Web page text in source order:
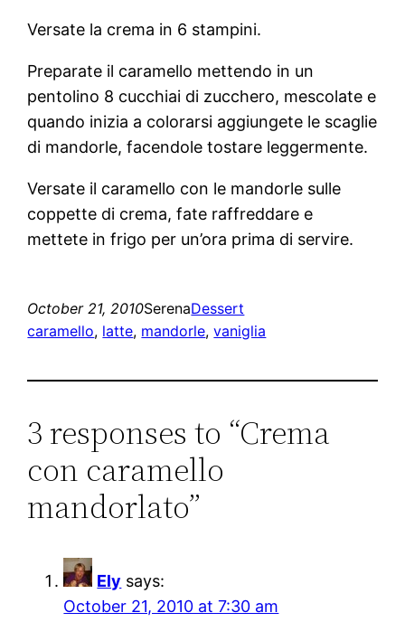
Versate la crema in 6 stampini.
Preparate il caramello mettendo in un
pentolino 8 cucchiai di zucchero, mescolate e
quando inizia a colorarsi aggiungete le scaglie
di mandorle, facendole tostare leggermente.
Versate il caramello con le mandorle sulle
coppette di crema, fate raffreddare e
mettete in frigo per un’ora prima di servire.
October 21, 2010SerenaDessert
caramello, latte, mandorle, vaniglia
3 responses to “Crema
con caramello
mandorlato”
Ely says:
October 21, 2010 at 7:30 am